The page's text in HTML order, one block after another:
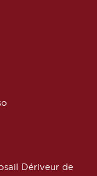
Dériveur de